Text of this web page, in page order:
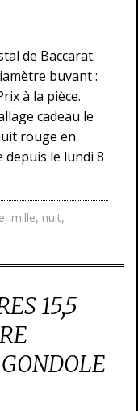
de Baccarat.
buvant :
à la pièce.
cadeau le
rouge en
depuis le lundi 8
, mille, nuit,
15,5